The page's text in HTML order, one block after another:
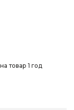
товар 1 год